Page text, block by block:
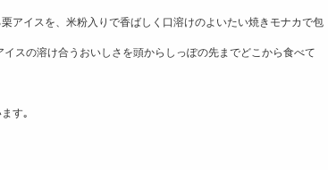
アイスを、米粉入りで香ばしく口溶けのよいたい焼きモナカで包
スの溶け合うおいしさを頭からしっぽの先までどこから食べて
す｡